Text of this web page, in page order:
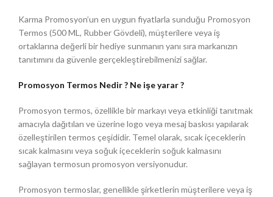
Karma Promosyon’un en uygun fiyatlarla sunduğu Promosyon
Termos (500 ML, Rubber Gövdeli), müşterilere veya iş
ortaklarına değerli bir hediye sunmanın yanı sıra markanızın
tanıtımını da güvenle gerçekleştirebilmenizi sağlar.
Promosyon Termos Nedir ? Ne işe yarar ?
Promosyon termos, özellikle bir markayı veya etkinliği tanıtmak
amacıyla dağıtılan ve üzerine logo veya mesaj baskısı yapılarak
özelleştirilen termos çeşididir. Temel olarak, sıcak içeceklerin
sıcak kalmasını veya soğuk içeceklerin soğuk kalmasını
sağlayan termosun promosyon versiyonudur.
Promosyon termoslar, genellikle şirketlerin müşterilere veya iş